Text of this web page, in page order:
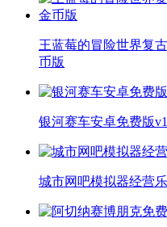
王蓝莓的冒险世界复
币版
银河赛车安卓免费版
城市网吧模拟器经营